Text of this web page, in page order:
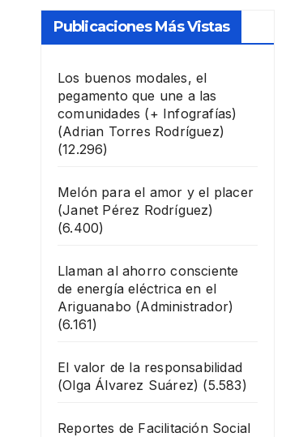
Publicaciones Más Vistas
Los buenos modales, el
pegamento que une a las
comunidades (+ Infografías)
(Adrian Torres Rodríguez)
(12.296)
Melón para el amor y el placer
(Janet Pérez Rodríguez)
(6.400)
Llaman al ahorro consciente
de energía eléctrica en el
Ariguanabo (Administrador)
(6.161)
El valor de la responsabilidad
(Olga Álvarez Suárez) (5.583)
Reportes de Facilitación Social